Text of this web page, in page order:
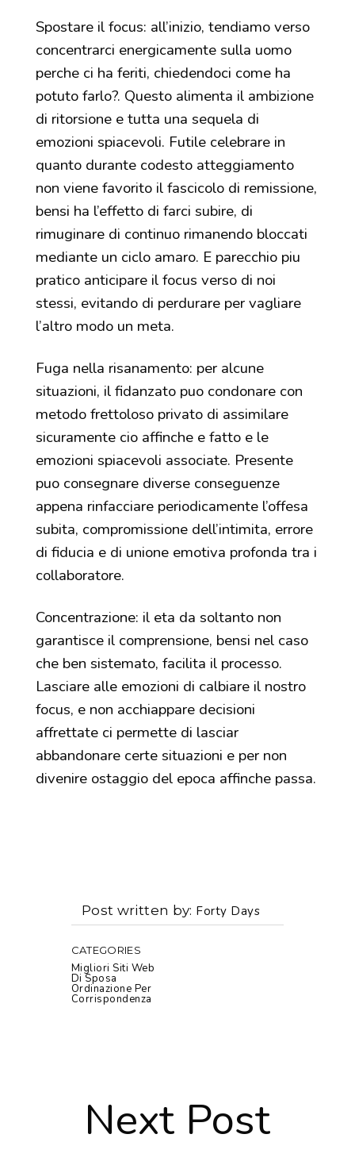
Spostare il focus: all’inizio, tendiamo verso
concentrarci energicamente sulla uomo
perche ci ha feriti, chiedendoci come ha
potuto farlo?. Questo alimenta il ambizione
di ritorsione e tutta una sequela di
emozioni spiacevoli. Futile celebrare in
quanto durante codesto atteggiamento
non viene favorito il fascicolo di remissione,
bensi ha l’effetto di farci subire, di
rimuginare di continuo rimanendo bloccati
mediante un ciclo amaro. E parecchio piu
pratico anticipare il focus verso di noi
stessi, evitando di perdurare per vagliare
l’altro modo un meta.
Fuga nella risanamento: per alcune
situazioni, il fidanzato puo condonare con
metodo frettoloso privato di assimilare
sicuramente cio affinche e fatto e le
emozioni spiacevoli associate. Presente
puo consegnare diverse conseguenze
appena rinfacciare periodicamente l’offesa
subita, compromissione dell’intimita, errore
di fiducia e di unione emotiva profonda tra i
collaboratore.
Concentrazione: il eta da soltanto non
garantisce il comprensione, bensi nel caso
che ben sistemato, facilita il processo.
Lasciare alle emozioni di calbiare il nostro
focus, e non acchiappare decisioni
affrettate ci permette di lasciar
abbandonare certe situazioni e per non
divenire ostaggio del epoca affinche passa.
Post written by Forty Days
CATEGORIES
Migliori Siti Web
Di Sposa
Ordinazione Per
Corrispondenza
Next Post